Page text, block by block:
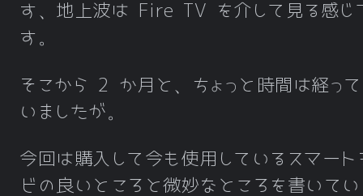
す、地上波は Fire TV を介して見る感じ
す。
そこから 2 か月と、ちょっと時間は経って
いましたが。
今回は購入して今も使用しているスマート
ビの良いところと微妙なところを書いて